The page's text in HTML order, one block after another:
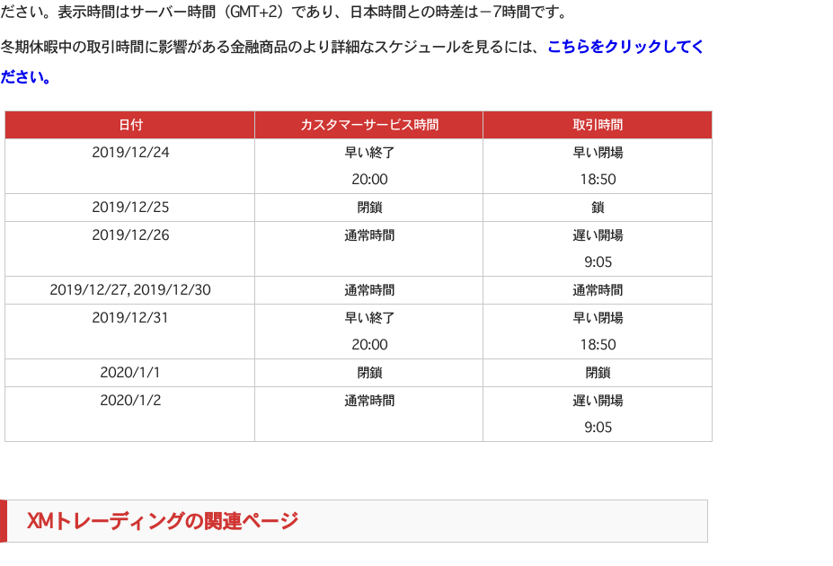
ださい。表示時間はサーバー時間（GMT+2）であり、日本時間との時差は－7時間です。
冬期休暇中の取引時間に影響がある金融商品のより詳細なスケジュールを見るには、 こちらをクリックしてく
ださい。
日付 カスタマーサービス時間
取引時間
2019/12/24
早い終了
20:00
早い閉場
18:50
2019/12/25
閉鎖
鎖
2019/12/26
通常時間
遅い開場
9:05
2019/12/27, 2019/12/30
通常時間
通常時間
2019/12/31
早い終了
20:00
早い閉場
18:50
2020/1/1
閉鎖
閉鎖
2020/1/2
通常時間
遅い開場
9:05
XMトレーディングの関連ページ